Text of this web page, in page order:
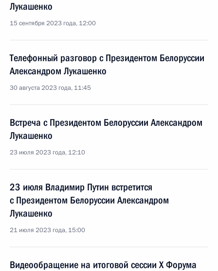
Лукашенко
15 сентября 2023 года, 12:00
Телефонный разговор с Президентом Белоруссии
Александром Лукашенко
30 августа 2023 года, 11:45
Встреча с Президентом Белоруссии Александром
Лукашенко
23 июля 2023 года, 12:10
23 июля Владимир Путин встретится
с Президентом Белоруссии Александром
Лукашенко
21 июля 2023 года, 15:00
Видеообращение на итоговой сессии X Форума